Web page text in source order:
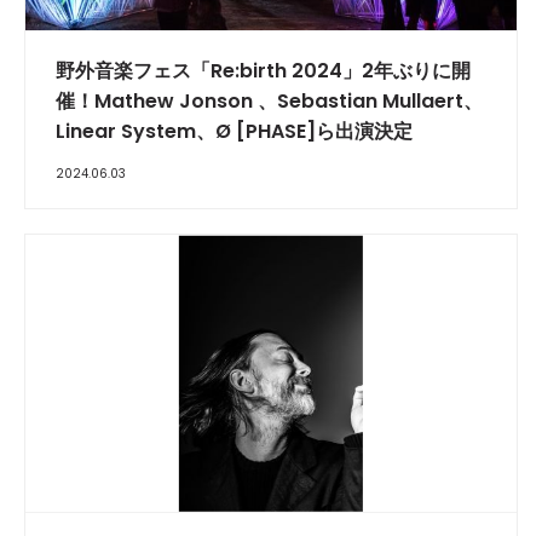
野外音楽フェス「Re:birth 2024」2年ぶりに開
催！Mathew Jonson 、Sebastian Mullaert、
Linear System、Ø [PHASE]ら出演決定
2024.06.03